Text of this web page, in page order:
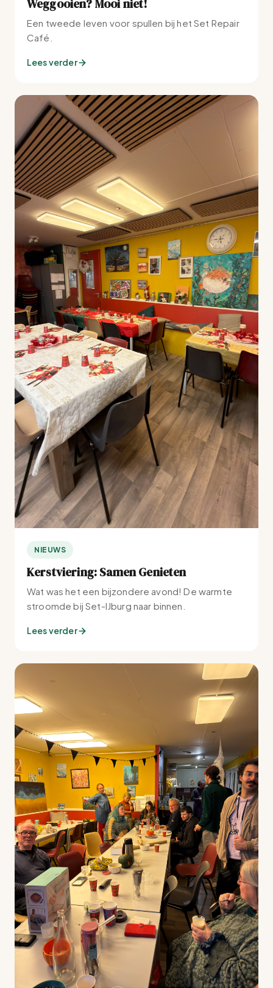
Weggooien? Mooi niet!
Een tweede leven voor spullen bij het Set Repair
Café.
Lees verder
NIEUWS
Kerstviering: Samen Genieten
Wat was het een bijzondere avond! De warmte
stroomde bij Set-IJburg naar binnen.
Lees verder